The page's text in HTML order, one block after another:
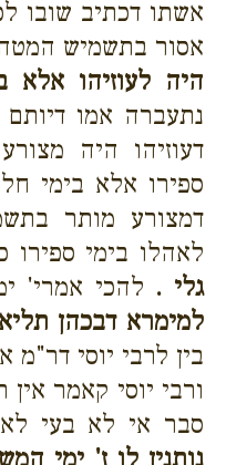
אשתו דכתיב שובו
אסור בתשמיש
היה לעוזיהו אלא
נתעברה אמו דיותם
דעוזיהו היה
ספירו אלא בימי
דמצורע מותר
לאהלו בימי ספירו
גלי . להכי אמרי'
למימרא דבכהן
בין לרבי יוסי
ורבי יוסי קאמר אין
סבר אי לא בעי